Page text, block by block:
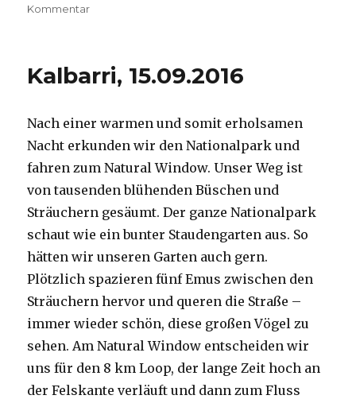
Kommentarzu
Kalbarri, 15.09.2016
Nach einer warmen und somit erholsamen
Nacht erkunden wir den Nationalpark und
fahren zum Natural Window. Unser Weg ist
von tausenden blühenden Büschen und
Sträuchern gesäumt. Der ganze Nationalpark
schaut wie ein bunter Staudengarten aus. So
hätten wir unseren Garten auch gern.
Plötzlich spazieren fünf Emus zwischen den
Sträuchern hervor und queren die Straße –
immer wieder schön, diese großen Vögel zu
sehen. Am Natural Window entscheiden wir
uns für den 8 km Loop, der lange Zeit hoch an
der Felskante verläuft und dann zum Fluss